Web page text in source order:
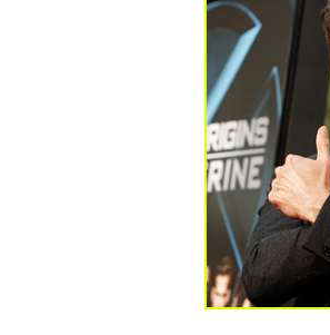
که
“فروزن
موفق
خواهد
بود.
آذر 23, 1398
خواهد بود.